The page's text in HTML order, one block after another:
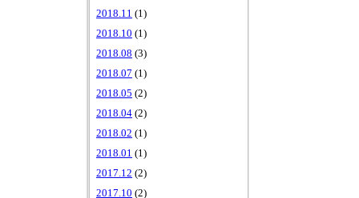
2018.11 (1)
2018.10 (1)
2018.08 (3)
2018.07 (1)
2018.05 (2)
2018.04 (2)
2018.02 (1)
2018.01 (1)
2017.12 (2)
2017.10 (2)